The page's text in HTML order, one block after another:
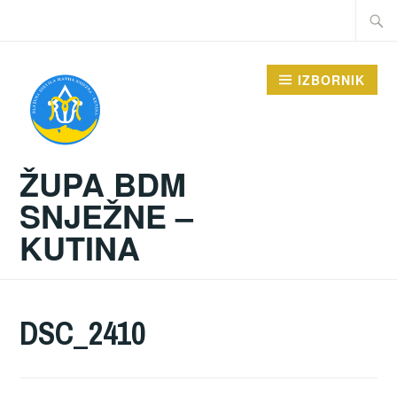
Traži:
ŽUPA BDM
SNJEŽNE –
KUTINA
IZBORNIK
DSC_2410